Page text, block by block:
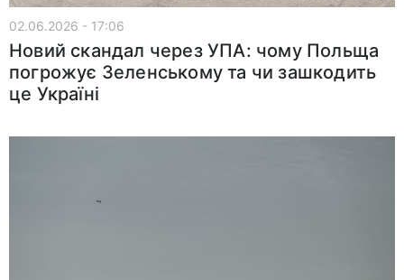
02.06.2026 - 17:06
Новий скандал через УПА: чому Польща
погрожує Зеленському та чи зашкодить
це Україні